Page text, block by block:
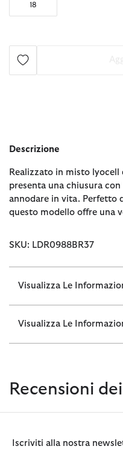
18
Descrizione
Realizzato in misto lyocell
presenta una chiusura
annodare in vita. Perfetto
questo modello offre una
SKU: LDR0988BR37
Visualizza Le
Visualizza Le
Recensioni
Iscriviti alla nostra